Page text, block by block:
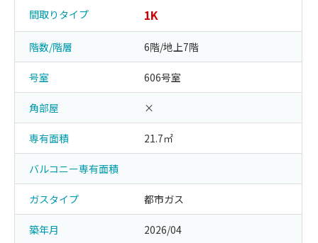
間取りタイプ 1K
階数/階層 6階/地上7階
号室 606号室
角部屋 ×
専有面積 21.7㎡
バルコニー専有面積
ガスタイプ 都市ガス
築年月 2026/04